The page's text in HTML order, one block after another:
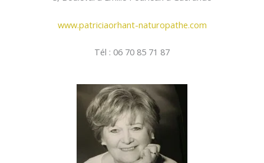
www.patriciaorhant-naturopathe.com
Tél : 06 70 85 71 87